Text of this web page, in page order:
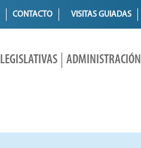
CONTACTO VISITAS GUIADAS
LEGISLATIVAS ADMINISTRACIÓN